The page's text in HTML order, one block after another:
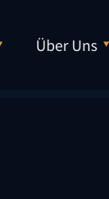
Über Uns